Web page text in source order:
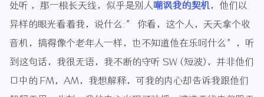
处听 ，那一根长天线，似乎是别人嘲讽我的契机，他们以
异样的眼光看着我，说什么:” 你看，这个人，天天拿个收
音机，搞得像个老年人一样，也不知道他在乐呵什么”，听
到这句话，我很无语，我不断的守听 SW (短波)，并非他们
口中的 FM，AM，我想解释，可我的内心却告诉我跟他们